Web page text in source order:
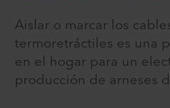
Aislar o marcar los
termoretráctiles es una
en el hogar para un
producción de arneses